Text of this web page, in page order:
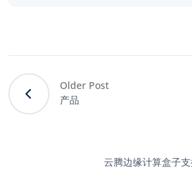
Older Post
产品
云腾边缘计算盒子